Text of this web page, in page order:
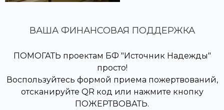
ВАША ФИНАНСОВАЯ ПОДДЕРЖКА
ПОМОГАТЬ проектам БФ "Источник Надежды"
просто!
Воспользуйтесь формой приема пожертвований,
отсканируйте QR код или нажмите кнопку
ПОЖЕРТВОВАТЬ.